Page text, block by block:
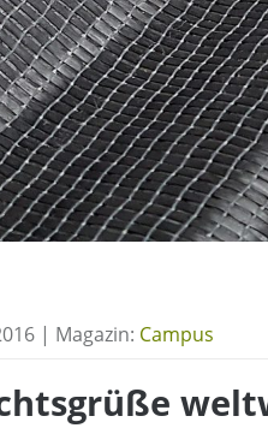
| Magazin: Campus